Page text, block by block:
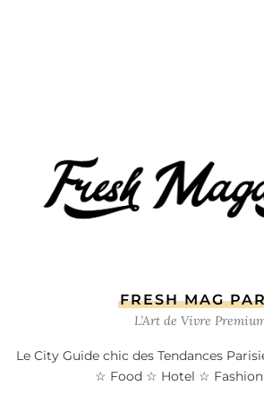
FRESH MAG
L’Art de Vivre
Le City Guide chic des Tendances
☆ Food ☆ Hotel ☆